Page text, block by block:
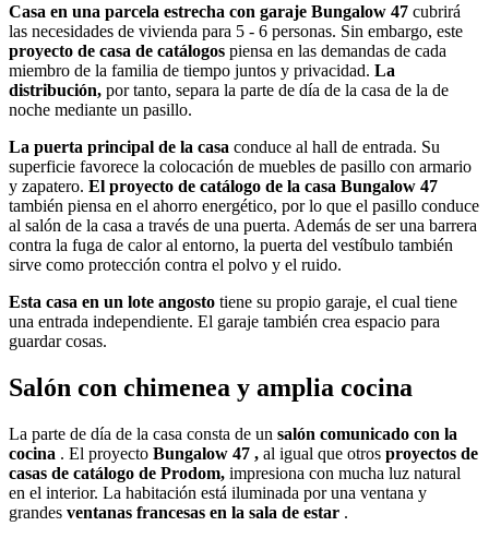
Casa en una parcela estrecha con garaje Bungalow 47 cubrirá
las necesidades de vivienda para 5 - 6 personas. Sin embargo, este
proyecto de casa de catálogos piensa en las demandas de cada
miembro de la familia de tiempo juntos y privacidad. La
distribución, por tanto, separa la parte de día de la casa de la de
noche mediante un pasillo.
La puerta principal de la casa conduce al hall de entrada. Su
superficie favorece la colocación de muebles de pasillo con armario
y zapatero. El proyecto de catálogo de la casa Bungalow 47
también piensa en el ahorro energético, por lo que el pasillo conduce
al salón de la casa a través de una puerta. Además de ser una barrera
contra la fuga de calor al entorno, la puerta del vestíbulo también
sirve como protección contra el polvo y el ruido.
Esta casa en un lote angosto tiene su propio garaje, el cual tiene
una entrada independiente. El garaje también crea espacio para
guardar cosas.
Salón con chimenea y amplia cocina
La parte de día de la casa consta de un salón comunicado con la
cocina . El proyecto Bungalow 47 , al igual que otros proyectos de
casas de catálogo de Prodom, impresiona con mucha luz natural
en el interior. La habitación está iluminada por una ventana y
grandes ventanas francesas en la sala de estar .